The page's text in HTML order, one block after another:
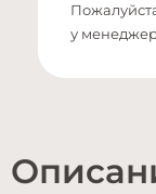
у